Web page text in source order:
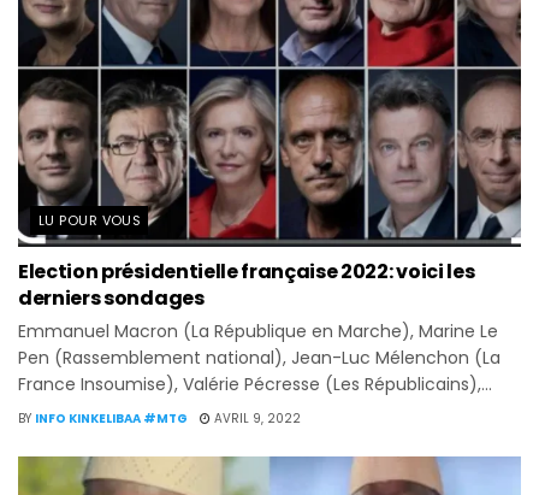
LU POUR VOUS
Election présidentielle française 2022: voici les
derniers sondages
Emmanuel Macron (La République en Marche), Marine Le
Pen (Rassemblement national), Jean-Luc Mélenchon (La
France Insoumise), Valérie Pécresse (Les Républicains),...
BY INFO KINKELIBAA #MTG AVRIL 9, 2022